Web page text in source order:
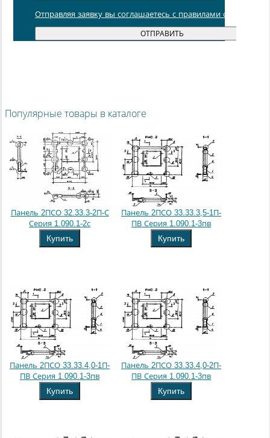
Отправляя заявку вы соглашаетесь с правилами обработки
Популярные товары в каталоге
Панель 2ПСО 32.33.3-2П-С
Серия 1.090.1-2с
Купить
Панель 2ПСО 33.33.3,5-1П-
ПВ Серия 1.090.1-3пв
Купить
Панель 2ПСО 33.33.4,0-1П-
ПВ Серия 1.090.1-3пв
Купить
Панель 2ПСО 33.33.4,0-2П-
ПВ Серия 1.090.1-3пв
Купить